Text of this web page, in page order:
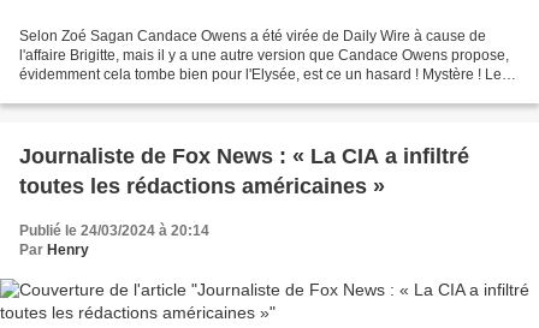
Selon Zoé Sagan Candace Owens a été virée de Daily Wire à cause de
l'affaire Brigitte, mais il y a une autre version que Candace Owens propose,
évidemment cela tombe bien pour l'Elysée, est ce un hasard ! Mystère ! Les
Journaliste de Fox News : « La CIA a infiltré
toutes les rédactions américaines »
Publié le 24/03/2024 à 20:14
Par Henry